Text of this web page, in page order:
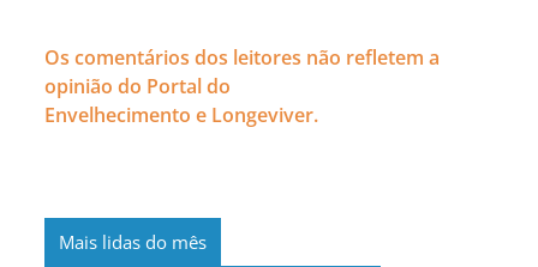
Os comentários dos leitores não refletem a
opinião do Portal do
Envelhecimento e Longeviver.
Mais lidas do mês